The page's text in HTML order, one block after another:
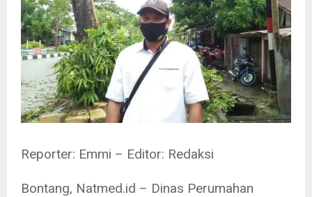
Reporter: Emmi – Editor: Redaksi
Bontang, Natmed.id – Dinas Perumahan